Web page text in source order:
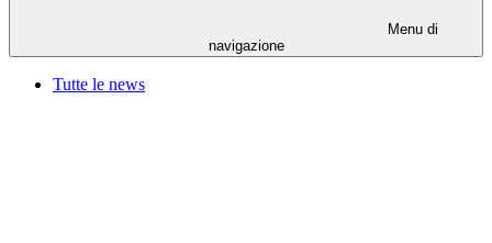
Menu di
navigazione
Tutte le news